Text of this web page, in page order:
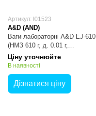
Артикул: I01523
A&D (AND)
Ваги лабораторні A&D EJ-610
(НМЗ 610 г, д. 0.01 г,
платформа Ø110 мм)
Ціну уточнюйте
В наявності
Дізнатися ціну